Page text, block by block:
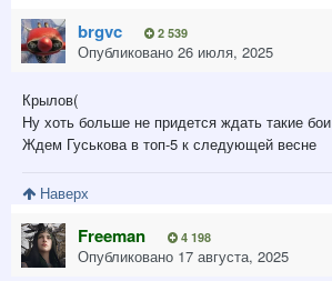
brgvc 2 539
Опубликовано 26 июля, 2025
Крылов(
Ну хоть больше не придется ждать такие бои
Ждем Гуськова в топ-5 к следующей весне
Наверх
Freeman 4 198
Опубликовано 17 августа, 2025